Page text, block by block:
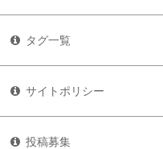
タグ一覧
サイトポリシー
投稿募集